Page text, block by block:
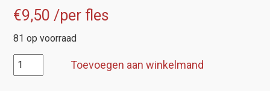
€9,50 /per fles
81 op voorraad
Enrique
Mendoza
Toevoegen aan winkelmand